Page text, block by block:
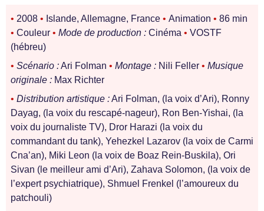
• 2008 • Islande, Allemagne, France • Animation • 86 min
• Couleur • Mode de production : Cinéma • VOSTF
(hébreu)
• Scénario :Ari Folman • Montage : Nili Feller • Musique
originale : Max Richter
• Distribution artistique :Ari Folman, (la voix d’Ari), Ronny
Dayag, (la voix du rescapé-nageur), Ron Ben-Yishai, (la
voix du journaliste TV), Dror Harazi (la voix du
commandant du tank), Yehezkel Lazarov (la voix de Carmi
Cna’an), Miki Leon (la voix de Boaz Rein-Buskila), Ori
Sivan (le meilleur ami d’Ari), Zahava Solomon, (la voix de
l’expert psychiatrique), Shmuel Frenkel (l’amoureux du
patchouli)